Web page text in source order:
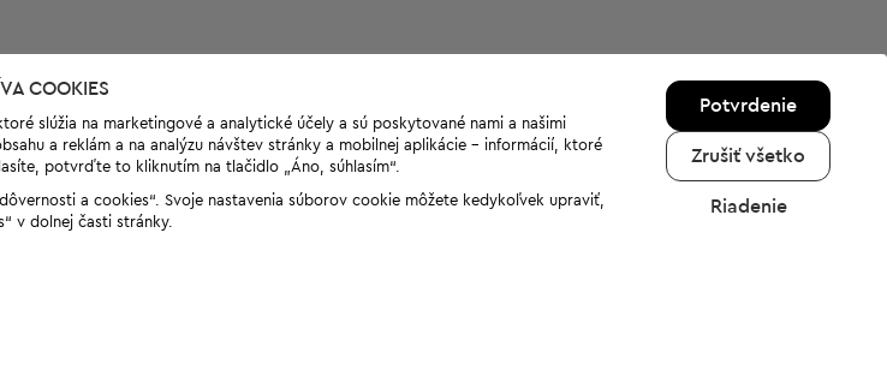
COOKIES
slúžia na marketingové a analytické účely a sú poskytované nami a našimi
a reklám a na analýzu návštev stránky a mobilnej aplikácie - informácií, ktoré
potvrďte to kliknutím na tlačidlo „Áno, súhlasím“.
a cookies“. Svoje nastavenia súborov cookie môžete kedykoľvek upraviť,
v dolnej časti stránky.
Potvrdenie
Zrušiť všetko
Riadenie